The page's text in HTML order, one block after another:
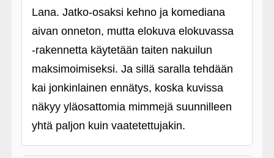
Lana. Jatko-osaksi kehno ja komediana
aivan onneton, mutta elokuva elokuvassa
‑rakennetta käytetään taiten nakuilun
maksimoimiseksi. Ja sillä saralla tehdään
kai jonkinlainen ennätys, koska kuvissa
näkyy yläosattomia mimmejä suunnilleen
yhtä paljon kuin vaatetettujakin.